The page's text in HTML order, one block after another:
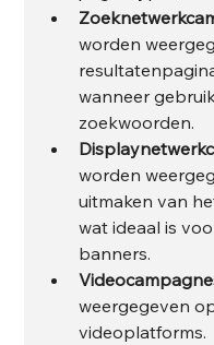
worden
wanneer
zoekwoorden.
worden
uitmaken van
wat ideaal is
banners.
weergegeven
videoplatforms.